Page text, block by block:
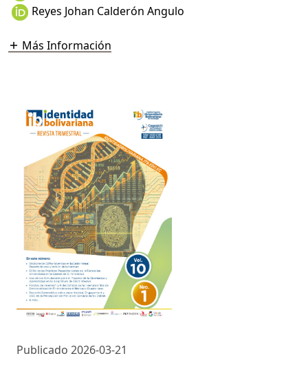
Reyes Johan Calderón Angulo
Más Información
Publicado 2026-03-21